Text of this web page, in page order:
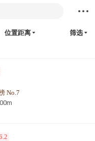

位置距离  筛选
No.7